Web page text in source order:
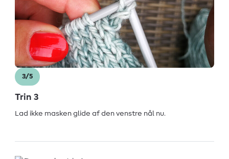
3/5
Trin 3
Lad ikke masken glide af den venstre nål nu.